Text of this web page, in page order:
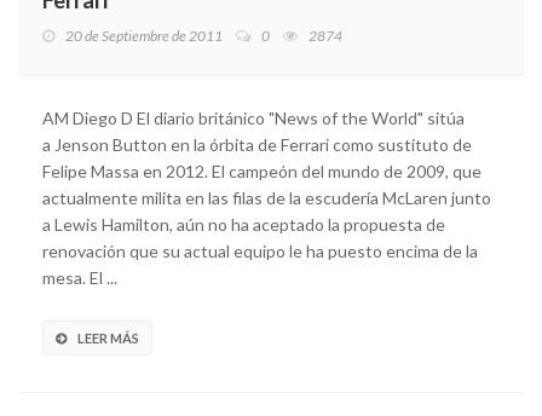
20 de Septiembre de 2011 0 2874
AM Diego D El diario británico "News of the World" sitúa
a Jenson Button en la órbita de Ferrari como sustituto de
Felipe Massa en 2012. El campeón del mundo de 2009, que
actualmente milita en las filas de la escudería McLaren junto
a Lewis Hamilton, aún no ha aceptado la propuesta de
renovación que su actual equipo le ha puesto encima de la
mesa. El ...
LEER MÁS